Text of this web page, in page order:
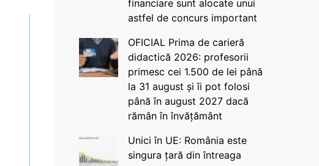
financiare sunt alocate unui
astfel de concurs important
OFICIAL Prima de carieră
didactică 2026: profesorii
primesc cei 1.500 de lei până
la 31 august și îi pot folosi
până în august 2027 dacă
rămân în învățământ
Unici în UE: România este
singura țară din întreaga